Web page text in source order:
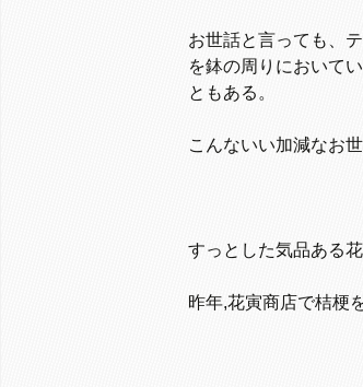
お世話と言っても、
を鉢の周りにおいて
ともある。
こんないい加減なお
すっとした気品ある
昨年,花寅商店で桔梗